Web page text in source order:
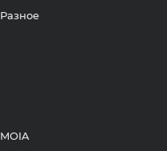
Разное
MOIA